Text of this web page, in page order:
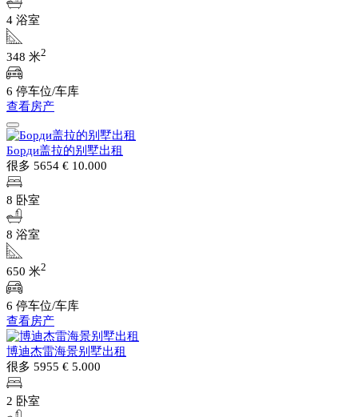
4 浴室
348 米2
6 停车位/车库
查看房产
Борди盖拉的别墅出租
很多 5654 € 10.000
8 卧室
8 浴室
650 米2
6 停车位/车库
查看房产
博迪杰雷海景别墅出租
很多 5955 € 5.000
2 卧室